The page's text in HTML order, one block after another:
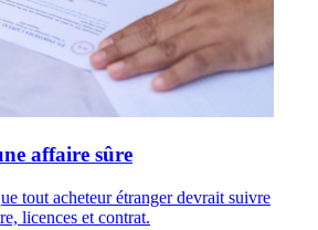
affaire sûre
tout acheteur étranger devrait suivre
licences et contrat.